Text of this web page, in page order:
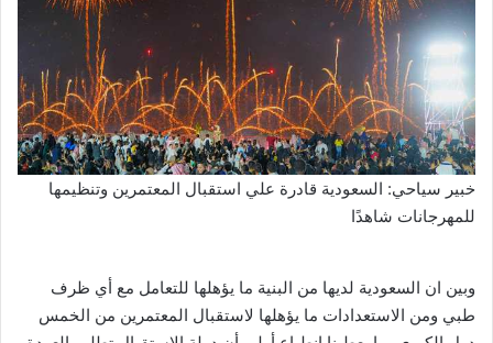
خبير سياحي: السعودية قادرة علي استقبال المعتمرين وتنظيمها
للمهرجانات شاهدًا
وبين ان السعودية لديها من البنية ما يؤهلها للتعامل مع أي ظرف
طبي ومن الاستعدادات ما يؤهلها لاستقبال المعتمرين من الخمس